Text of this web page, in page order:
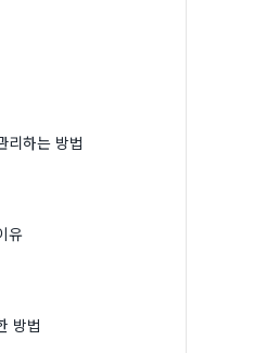
리하는 방법
유
방법